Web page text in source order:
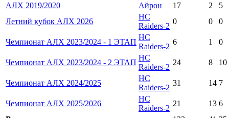
АЛХ 2019/2020
Айрон 17 2
5
Летний кубок АЛХ 2026
HC
Raiders-2
0 0 0
Чемпионат АЛХ 2023/2024 - 1 ЭТАП
HC
Raiders-2
6 1 0
Чемпионат АЛХ 2023/2024 - 2 ЭТАП
HC
Raiders-2
24 8 10
Чемпионат АЛХ 2024/2025
HC
Raiders-2
31 14 7
Чемпионат АЛХ 2025/2026
HC
Raiders-2
21 13 6